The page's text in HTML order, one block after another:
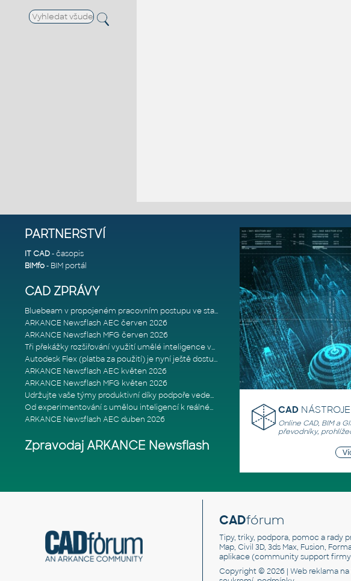
PARTNERSTVÍ
IT CAD- časopis
BIMfo- BIM portál
CAD ZPRÁVY
Bluebeam v propojeném pracovním postupu ve stavebnictví: Proč je int
ARKANCE Newsflash AEC červen 2026
ARKANCE Newsflash MFG červen 2026
Tři překážky rozšiřování využití umělé inteligence ve stavebním prům
Autodesk Flex (platba za použití) je nyní ještě dostupnější
ARKANCE Newsflash AEC květen 2026
ARKANCE Newsflash MFG květen 2026
Udržujte vaše týmy produktivní díky podpoře vedené odborníky
Od experimentování s umělou inteligencí k reálnému dopadu na podniká
ARKANCE Newsflash AEC duben 2026
Zpravodaj ARKANCE Newsflash
CAD NÁSTROJE
Online CAD, BIM a
převodníky,
CADfórum
Tipy, triky, podpora, pomoc a rady
Map, Civil 3D, 3ds Max, Fusion,
aplikace (community support firmy
Copyright © 2026 | Web reklamana